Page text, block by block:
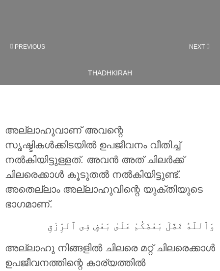
PREVIOUS NEXT
THADHKIRAH
അല്ലാഹുവാണ് അവന്റെ
സൃഷ്ടികള്‍ക്കിടയില്‍ ഉപജീവനം വീതിച്ച്
നല്‍കിയിട്ടുള്ളത്. അവന്‍ അത് ചിലര്‍ക്ക്
ചിലരെക്കാള്‍ കൂടുതല്‍ നല്‍കിയിട്ടുണ്ട്.
അതെല്ലാം അല്ലാഹുവിന്റെ യുക്തിയുടെ
ഭാഗമാണ്.
وَٱللَّهُ فَضَّلَ بَعْضَكُمْ عَلَىٰ بَعْضٍ فِى ٱلرِّزْقِ
അല്ലാഹു നിങ്ങളില്‍ ചിലരെ മറ്റ് ചിലരെക്കാള്‍
ഉപജീവനത്തിന്റെ കാര്യത്തില്‍